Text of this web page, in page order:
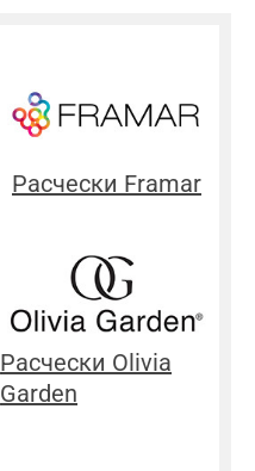
Расчески Framar
Расчески Olivia
Garden